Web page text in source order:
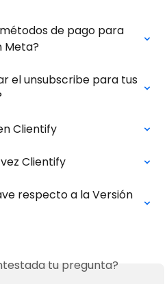
de pago para
Meta?
el unsubscribe para tus
Clientify
Clientify
respecto a la Versión
tu pregunta?